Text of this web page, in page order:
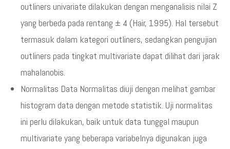
outliners univariate dilakukan dengan menganalisis nilai Z
yang berbeda pada rentang ± 4 (Hair, 1995). Hal tersebut
termasuk dalam kategori outliners, sedangkan pengujian
outliners pada tingkat multivariate dapat dilihat dari jarak
mahalanobis.
Normalitas Data Normalitas diuji dengan melihat gambar
histogram data dengan metode statistik. Uji normalitas
ini perlu dilakukan, baik untuk data tunggal maupun
multivariate yang beberapa variabelnya digunakan juga